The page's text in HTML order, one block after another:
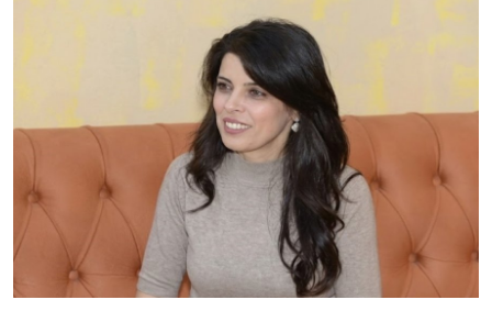
Tərcümə
Mədəniyyət
Səsli Kitablar
Kitablar
Qalereya